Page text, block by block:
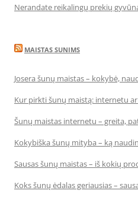
Nerandate reikalingų prekių
MAISTAS SUNIMS
Josera šunų maistas – kokybė,
Kur pirkti šunų maistą: internetu
Šunų maistas internetu – greita,
Kokybiška šunų mityba – ką
Sausas šunų maistas – iš kokių
Koks šunų ėdalas geriausias –